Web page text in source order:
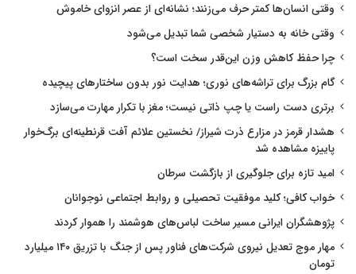
وقتی انسان‌ها کمتر حرف می‌زنند؛ نشانه‌ای از عصر انزوای خاموش
وقتی خانه به دستیار شخصی شما تبدیل می‌شود
چرا حفظ کاهش وزن این‌قدر سخت است؟
گام بزرگ برای تراشه‌های نوری؛ هدایت نور بدون ساختارهای پیچیده
برتری دست راست یا چپ ذاتی نیست؛ مغز با تکرار مهارت می‌سازد
هشدار قرمز در مزارع ذرت شیراز/ نخستین علائم آفت قرنطینه‌ای برگ‌خوار
پاییزه مشاهده شد
امید تازه برای جلوگیری از بازگشت سرطان
خواب کافی؛ کلید موفقیت تحصیلی و روابط اجتماعی نوجوانان
پژوهشگران ایرانی مسیر ساخت لباس‌های هوشمند را هموار کردند
مهار موج تعدیل نیروی شرکت‌های فناور پس از جنگ با تزریق ۱۴۰ میلیارد
تومان